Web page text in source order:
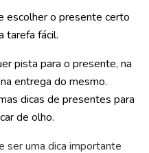
escolher o presente certo
tarefa fácil.
pista para o presente, na
entrega do mesmo.
dicas de presentes para
de olho.
ser uma dica importante